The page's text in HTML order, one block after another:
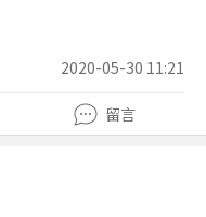
2020-05-30 11:21
留言